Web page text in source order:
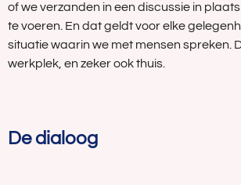
of we verzanden in een discussie in
te voeren. En dat geldt voor elke
situatie waarin we met mensen spreken.
werkplek, en zeker ook thuis.
De dialoog